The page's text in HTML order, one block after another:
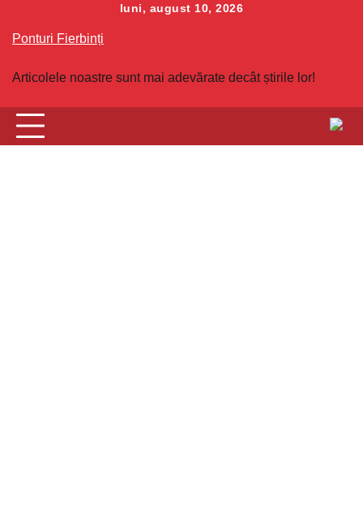
content
luni, august 10, 2026
Ponturi Fierbinți
Articolele noastre sunt mai adevărate decât știrile lor!